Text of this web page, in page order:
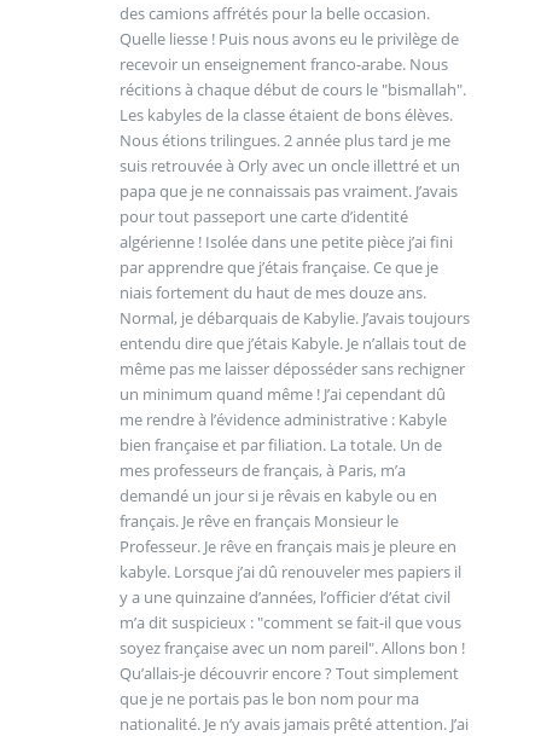
des camions affrétés pour la belle occasion.
Quelle liesse ! Puis nous avons eu le privilège de
recevoir un enseignement franco-arabe. Nous
récitions à chaque début de cours le "bismallah".
Les kabyles de la classe étaient de bons élèves.
Nous étions trilingues. 2 année plus tard je me
suis retrouvée à Orly avec un oncle illettré et un
papa que je ne connaissais pas vraiment. J’avais
pour tout passeport une carte d’identité
algérienne ! Isolée dans une petite pièce j’ai fini
par apprendre que j’étais française. Ce que je
niais fortement du haut de mes douze ans.
Normal, je débarquais de Kabylie. J’avais toujours
entendu dire que j’étais Kabyle. Je n’allais tout de
même pas me laisser déposséder sans rechigner
un minimum quand même ! J’ai cependant dû
me rendre à l’évidence administrative : Kabyle
bien française et par filiation. La totale. Un de
mes professeurs de français, à Paris, m’a
demandé un jour si je rêvais en kabyle ou en
français. Je rêve en français Monsieur le
Professeur. Je rêve en français mais je pleure en
kabyle. Lorsque j’ai dû renouveler mes papiers il
y a une quinzaine d’années, l’officier d’état civil
m’a dit suspicieux : "comment se fait-il que vous
soyez française avec un nom pareil". Allons bon !
Qu’allais-je découvrir encore ? Tout simplement
que je ne portais pas le bon nom pour ma
nationalité. Je n’y avais jamais prêté attention. J’ai